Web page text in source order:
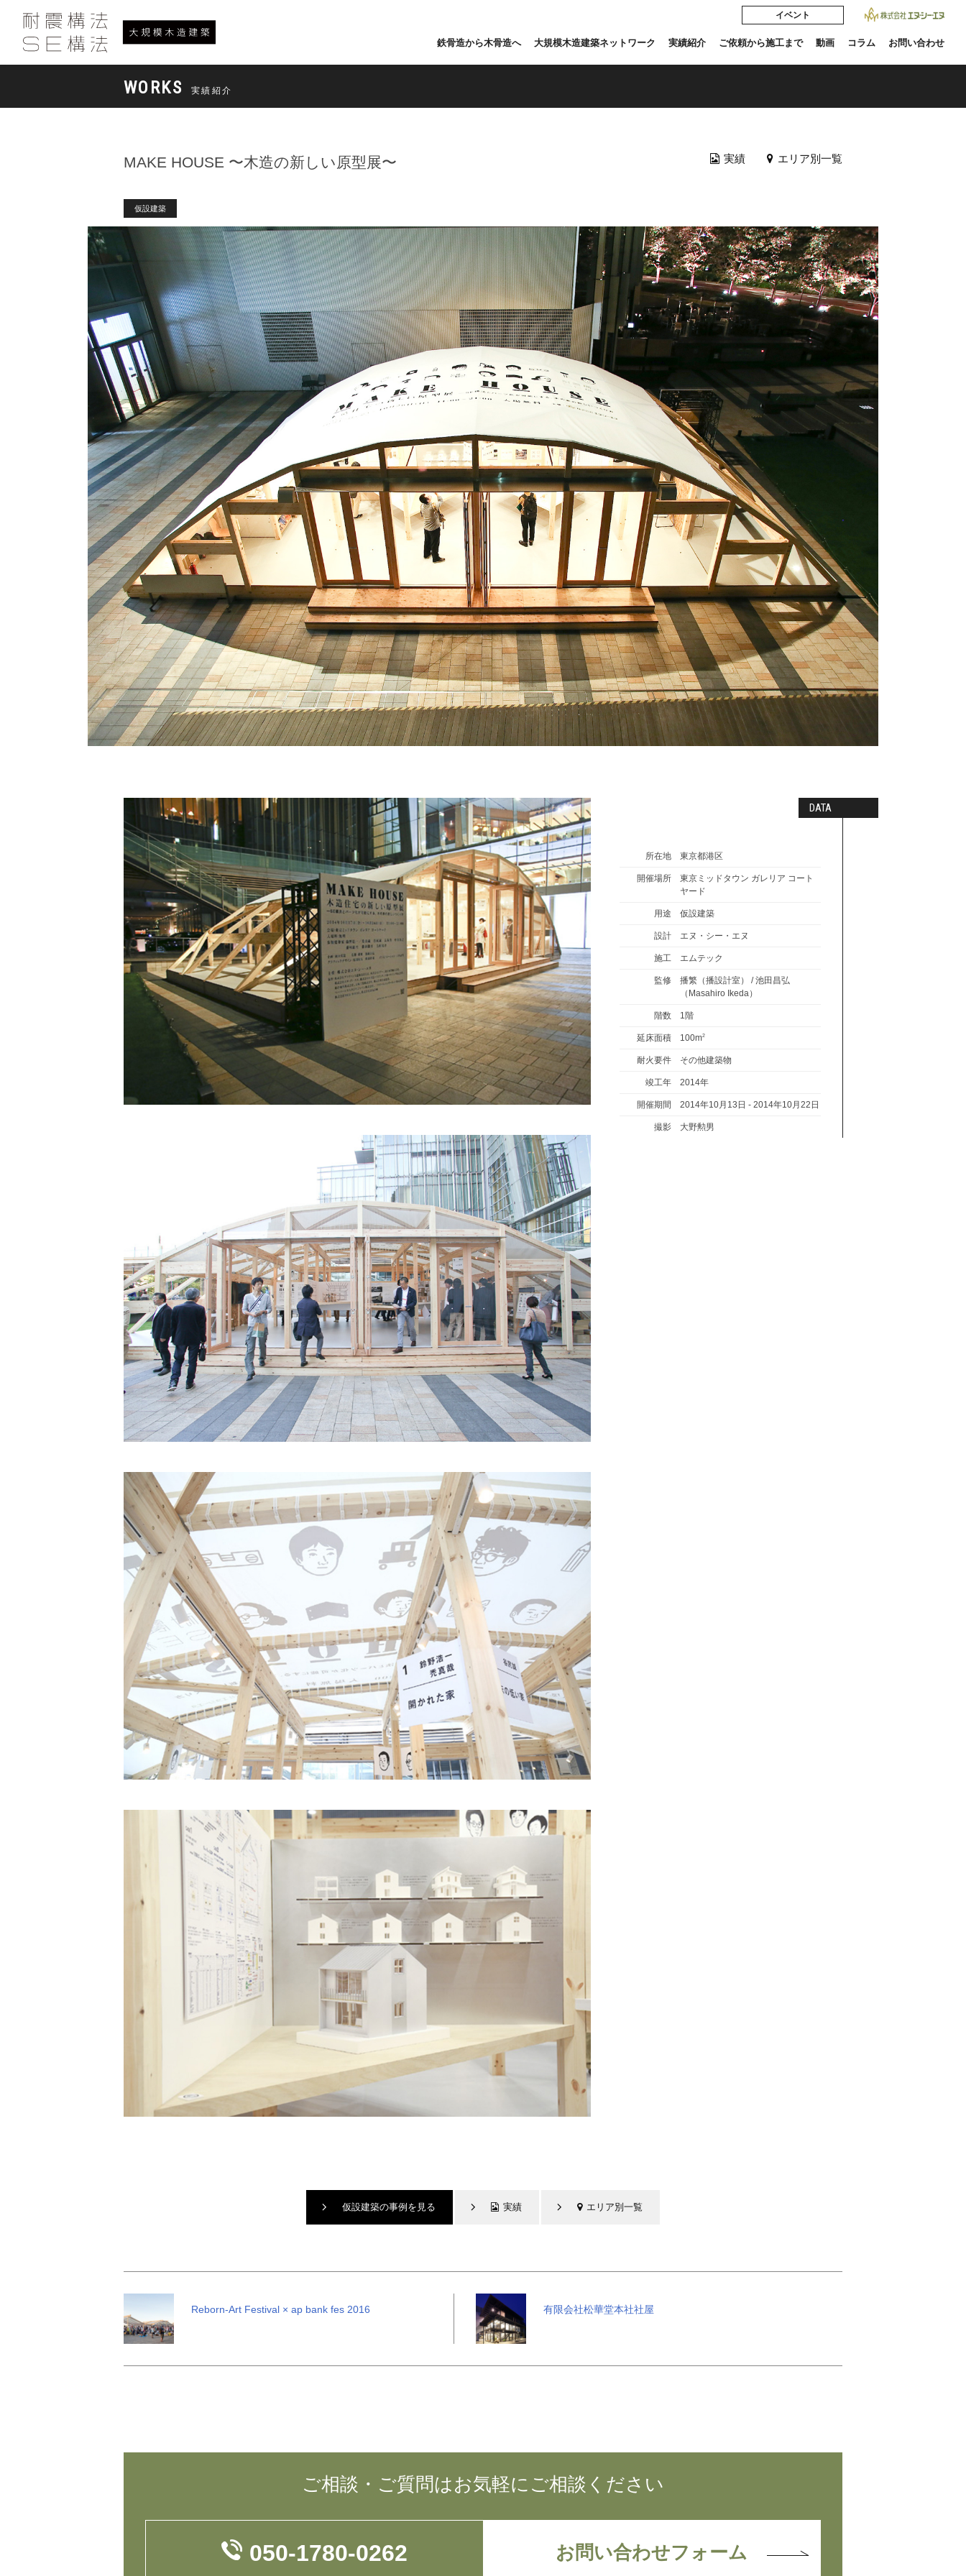
イベント
鉄骨造から木骨造へ 大規模木造建築ネットワーク 実績紹介 ご依頼から施工まで 動画 コラム お問い合わせ
WORKS 実績紹介
MAKE HOUSE 〜木造の新しい原型展〜 実績 エリア別一覧
仮設建築
DATA
所在地 東京都港区
開催場所
東京ミッドタウン ガレリア コート
ヤード
用途 仮設建築
設計 エヌ・シー・エヌ
施工 エムテック
監修
播繁（播設計室） / 池田昌弘
（Masahiro Ikeda）
階数 1階
延床面積 100m2
耐火要件 その他建築物
竣工年 2014年
開催期間 2014年10月13日 - 2014年10月22日
撮影 大野勲男
仮設建築の事例を見る 実績 エリア別一覧
Reborn-Art Festival × ap bank fes 2016 有限会社松華堂本社社屋
ご相談・ご質問はお気軽にご相談ください
050-1780-0262 お問い合わせフォーム